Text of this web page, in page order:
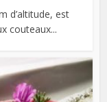
d’altitude, est
couteaux...